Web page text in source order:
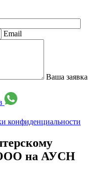
Email
Ваша заявка
конфиденциальности
на АУСН